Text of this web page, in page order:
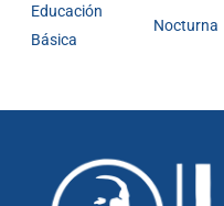
Educación
Básica
Nocturna